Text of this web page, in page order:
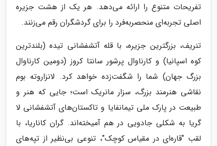
تفریحات متنوع را ارائه می‌دهد. هر یک از هشت جزیره
اصلی تجربه‌ای منحصربه‌فرد را برای گردشگران رقم می‌زنند.
تنریف، بزرگترین جزیره، با قله آتشفشانی تیده (بلندترین
کوه اسپانیا) و کارناوال پرشور سانتا کروز (دومین کارناوال
بزرگ جهان) شما را شگفت‌زده خواهد کرد. لانزاروته بوم
نقاشی هنرمند بزرگ، سزار مانریک است؛ جایی که هنر و
طبیعت در پارک ملی تیمانفایا و تاکستان‌های آتشفشانی لا
گریا به شکلی جادویی در هم آمیخته‌اند. گران کاناریا، با
لقب "قاره‌ای در مقیاس کوچک"، تنوعی بی‌نظیر از تپه‌های